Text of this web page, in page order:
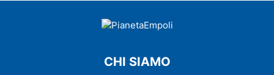
CHI SIAMO